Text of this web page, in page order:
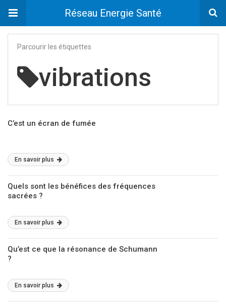
Réseau Energie Santé
Parcourir les étiquettes
vibrations
C’est un écran de fumée
En savoir plus
Quels sont les bénéfices des fréquences
sacrées ?
En savoir plus
Qu’est ce que la résonance de Schumann
?
En savoir plus